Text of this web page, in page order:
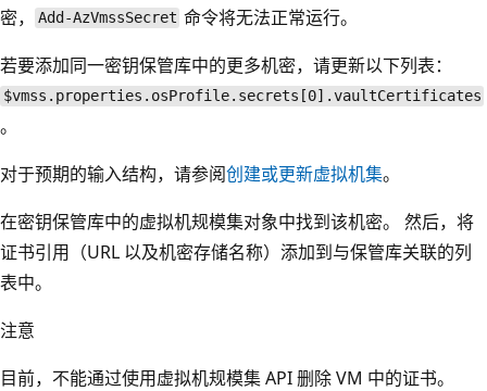
密，
Add-AzVmssSecret 命令将无法正常运行。
若要添加同一密钥保管库中的更多机密，请更新以下列表：
$vmss.properties.osProfile.secrets[0].vaultCertificates
。
对于预期的输入结构，请参阅创建或更新虚拟机集。
在密钥保管库中的虚拟机规模集对象中找到该机密。 然后，将
证书引用（URL 以及机密存储名称）添加到与保管库关联的列
表中。
注意
目前，不能通过使用虚拟机规模集 API 删除 VM 中的证书。